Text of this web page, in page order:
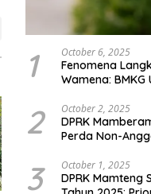
1 October 6, 2025
Fenomena
Wamena:
Ekstrem
2 October 2, 2025
DPRK
Perda Non-
3 October 1, 2025
DPRK Mamteng